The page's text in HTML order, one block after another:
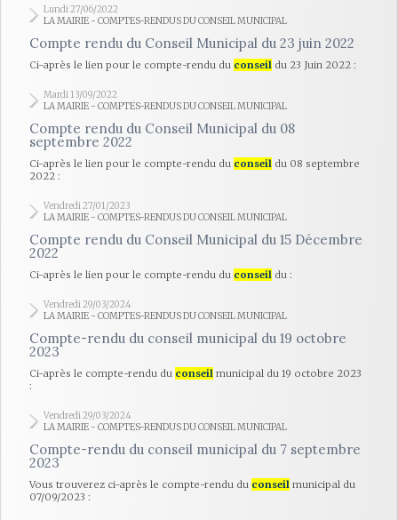
Lundi 27/06/2022
LA MAIRIE - COMPTES-RENDUS DU CONSEIL MUNICIPAL
Compte rendu du Conseil Municipal du 23 juin 2022
Ci-après le lien pour le compte-rendu du conseil du 23 Juin 2022 :
Mardi 13/09/2022
LA MAIRIE - COMPTES-RENDUS DU CONSEIL MUNICIPAL
Compte rendu du Conseil Municipal du 08
septembre 2022
Ci-après le lien pour le compte-rendu du conseil du 08 septembre
2022 :
Vendredi 27/01/2023
LA MAIRIE - COMPTES-RENDUS DU CONSEIL MUNICIPAL
Compte rendu du Conseil Municipal du 15 Décembre
2022
Ci-après le lien pour le compte-rendu du conseil du :
Vendredi 29/03/2024
LA MAIRIE - COMPTES-RENDUS DU CONSEIL MUNICIPAL
Compte-rendu du conseil municipal du 19 octobre
2023
Ci-après le compte-rendu du conseil municipal du 19 octobre 2023
:
Vendredi 29/03/2024
LA MAIRIE - COMPTES-RENDUS DU CONSEIL MUNICIPAL
Compte-rendu du conseil municipal du 7 septembre
2023
Vous trouverez ci-après le compte-rendu du conseil municipal du
07/09/2023 :